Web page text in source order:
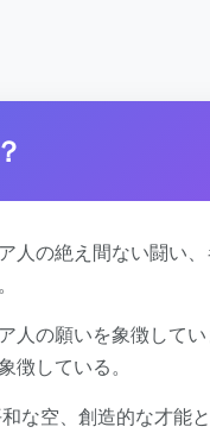
人の絶え間ない闘い
人の願いを象徴して
している。
空、創造的な才能と